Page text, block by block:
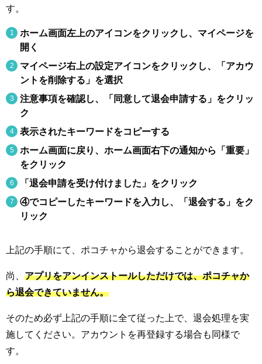
す。
ホーム画面左上のアイコンをクリックし、マイページを
開く
マイページ右上の設定アイコンをクリックし、「アカウ
ントを削除する」を選択
注意事項を確認し、「同意して退会申請する」をクリッ
ク
表示されたキーワードをコピーする
ホーム画面に戻り、ホーム画面右下の通知から「重要」
をクリック
「退会申請を受け付けました」をクリック
④でコピーしたキーワードを入力し、「退会する」をク
リック
上記の手順にて、ポコチャから退会することができます。
尚、 アプリをアンインストールしただけでは、ポコチャか
ら退会できていません。
そのため必ず上記の手順に全て従った上で、退会処理を実
施してください。アカウントを再登録する場合も同様で
す。